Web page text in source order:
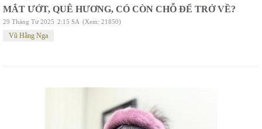
MẮT ƯỚT, QUÊ HƯƠNG, CÓ CÒN CHỖ ĐỂ TRỞ VỀ?
29 Tháng Tư 2025 2:15 SA (Xem: 21850)
Vũ Hằng Nga